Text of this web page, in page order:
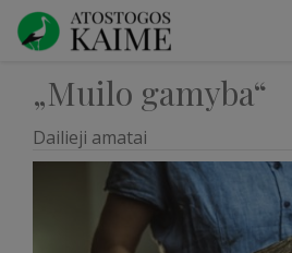
„Muilo gamyba“
Dailieji amatai